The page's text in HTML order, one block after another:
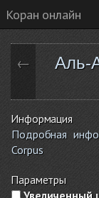
Коран онлайн
← Аль-
Информация
Подробная
Corpus
Параметры
Увеличенный